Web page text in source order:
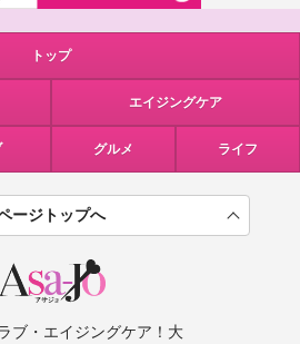
トップ
エイジングケア
グルメ ライフ
ージトップへ
ブ・エイジングケア！大